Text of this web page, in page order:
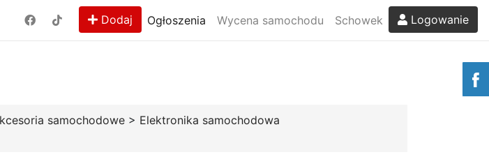
Dodaj Ogłoszenia Wycena samochodu Schowek Logowanie
samochodowe > Elektronika samochodowa